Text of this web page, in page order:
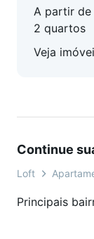
A partir de
2 quartos
Veja
Continue
Loft
Principais